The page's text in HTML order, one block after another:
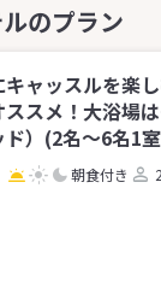
ャッスルを楽
ススメ！大浴場
ド）(2名～6名1
朝食付き